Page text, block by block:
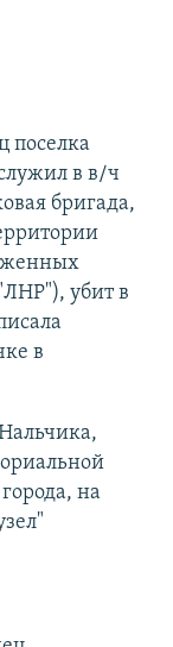
поселка
в в/ч
бригада,
убит в
в
на